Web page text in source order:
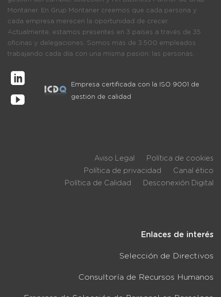
Montaner. En Grup Montaner creemos que cada persona y
cada empresa merecen la oportunidad de crecer.
Actualmente, estamos presentes en 3 países a través de 35
oficinas y delegaciones. Somos más de 3.500 empleados
trabajando cada día con una misma pasión: las personas.
Empresa certificada con la ISO 9001 de
gestión de calidad
Aviso Legal
Política de cookies
Política de privacidad
Canal ético
Política de Calidad
Desconexión Digital
Enlaces de interés
Selección de Directivos
Consultoría de Recursos Humanos